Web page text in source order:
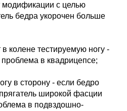
модификации с целью
бедра укорочен больше
колене тестируемую ногу -
в квадрицепсе;
в сторону - если бедро
широкой фасции
в подвздошно-